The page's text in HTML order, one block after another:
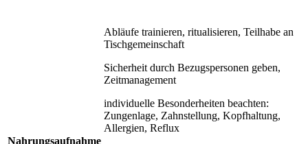
Nahrungsaufnahme
Abläufe trainieren, ritualisieren, Teilhabe an
Tischgemeinschaft
Sicherheit durch Bezugspersonen geben,
Zeitmanagement
individuelle Besonderheiten beachten:
Zungenlage, Zahnstellung, Kopfhaltung,
Allergien, Reflux